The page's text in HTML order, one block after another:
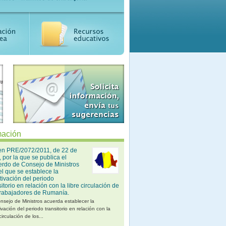
PRE/2072/2011, de 22 de
por la que se publica el
de Consejo de Ministros
que se establece la
del periodo
en relación con la libre circulación de
de Rumanía.
de Ministros acuerda establecer la
del periodo transitorio en relación con la
de los...